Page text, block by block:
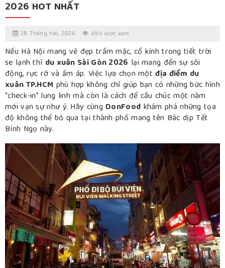
2026 HOT NHẤT
28 Tháng hai, 2026 894 lượt xem
Nếu Hà Nội mang vẻ đẹp trầm mặc, cổ kính trong tiết trời
se lạnh thì du xuân Sài Gòn 2026 lại mang đến sự sôi
động, rực rỡ và ấm áp. Việc lựa chọn mộtđịa điểm du
xuân TP.HCM phù hợp không chỉ giúp bạn có những bức hình
“check-in” lung linh mà còn là cách để cầu chúc một năm
mới vạn sự như ý. Hãy cùng DonFood khám phá những tọa
độ không thể bỏ qua tại thành phố mang tên Bác dịp Tết
Bính Ngọ này.